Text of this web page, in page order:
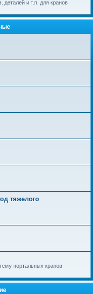
деталей и т.п. для кранов
тяжелого
портальных кранов